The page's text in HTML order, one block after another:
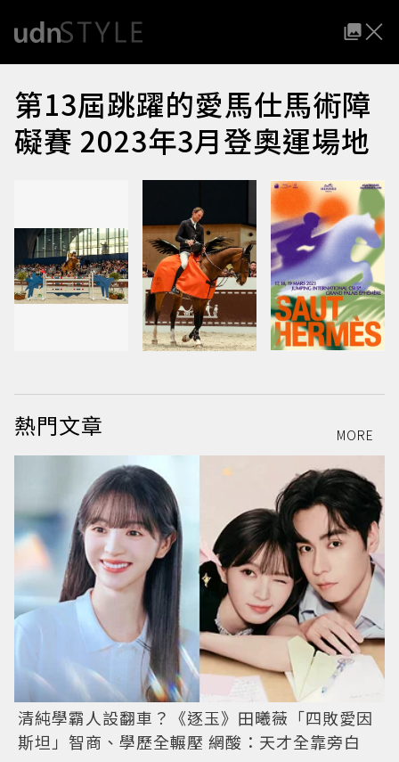
第13屆跳躍的愛馬仕馬術障
礙賽 2023年3月登奧運場地
熱門文章 MORE
清純學霸人設翻車？《逐玉》田曦薇「四敗愛因
斯坦」智商、學歷全輾壓 網酸：天才全靠旁白